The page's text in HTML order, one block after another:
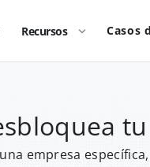
Recursos Casos
empresa